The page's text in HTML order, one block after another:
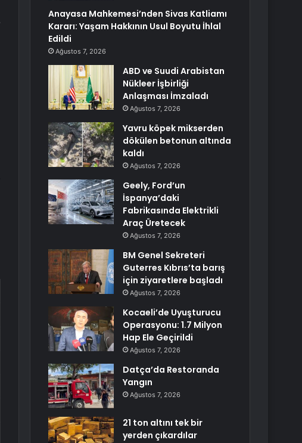
Anayasa Mahkemesi’nden Sivas Katliamı
Kararı: Yaşam Hakkının Usul Boyutu İhlal
Edildi
Ağustos 7, 2026
ABD ve Suudi Arabistan
Nükleer İşbirliği
Anlaşması İmzaladı
Ağustos 7, 2026
Yavru köpek mikserden
dökülen betonun altında
kaldı
Ağustos 7, 2026
Geely, Ford’un
İspanya’daki
Fabrikasında Elektrikli
Araç Üretecek
Ağustos 7, 2026
BM Genel Sekreteri
Guterres Kıbrıs’ta barış
için ziyaretlere başladı
Ağustos 7, 2026
Kocaeli’de Uyuşturucu
Operasyonu: 1.7 Milyon
Hap Ele Geçirildi
Ağustos 7, 2026
Datça’da Restoranda
Yangın
Ağustos 7, 2026
21 ton altını tek bir
yerden çıkardılar